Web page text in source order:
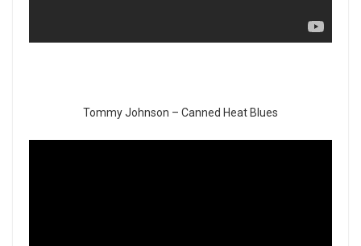
Tommy Johnson – Canned Heat Blues